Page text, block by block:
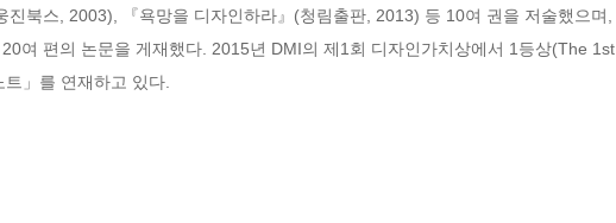
북스, 2003), 『욕망을 디자인하라』(청림출판, 2013) 등 10여 권을 저술했으며,
여 편의 논문을 게재했다. 2015년 DMI의 제1회 디자인가치상에서 1등상(The 1st
」를 연재하고 있다.